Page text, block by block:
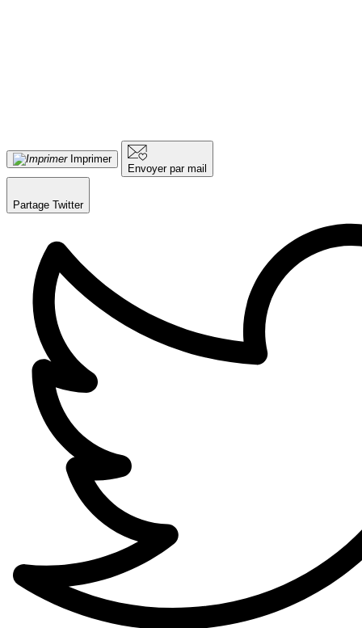
Imprimer
Envoyer par mail
Partage Twitter